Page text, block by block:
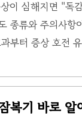
에 비해 증상이 훨
의해 발생하는
이 심해지면 "독
종류와 주의사항
부터 증상 호전
미플루는 경구용
감 환자는 최소 5일
복기 바로 알